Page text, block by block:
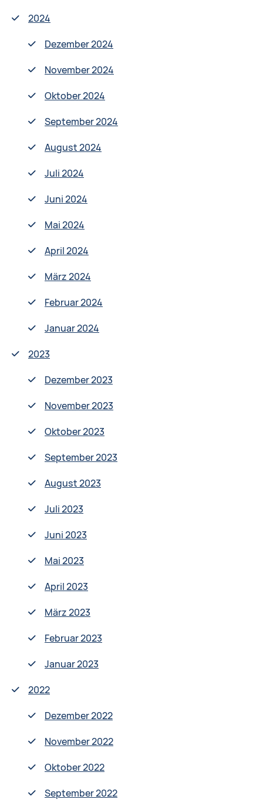
2024
Dezember 2024
November 2024
Oktober 2024
September 2024
August 2024
Juli 2024
Juni 2024
Mai 2024
April 2024
März 2024
Februar 2024
Januar 2024
2023
Dezember 2023
November 2023
Oktober 2023
September 2023
August 2023
Juli 2023
Juni 2023
Mai 2023
April 2023
März 2023
Februar 2023
Januar 2023
2022
Dezember 2022
November 2022
Oktober 2022
September 2022